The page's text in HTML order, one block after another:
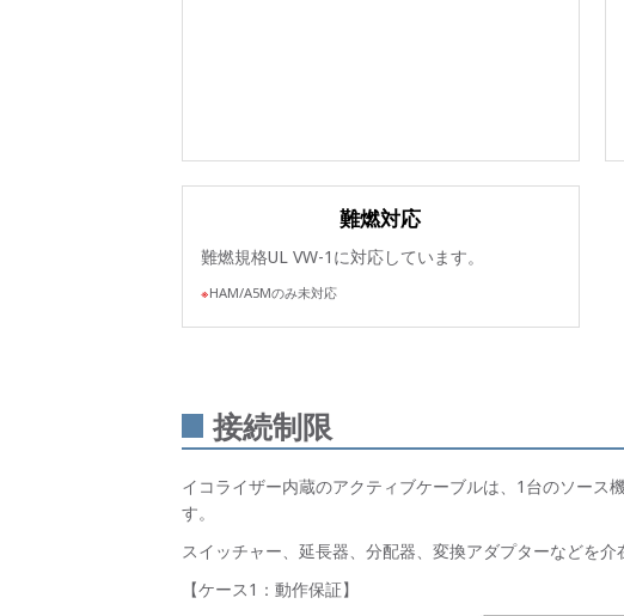
難燃対応
難燃規格UL VW-1に対応しています。
HAM/A5Mのみ未対応
接続制限
イコライザー内蔵のアクティブケーブルは、1台のソー
す。
スイッチャー、延長器、分配器、変換アダプターなどを
【ケース1：動作保証】